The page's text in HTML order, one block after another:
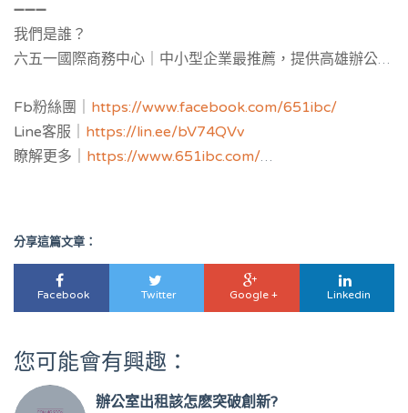
➖➖➖
我們是誰？
六五一國際商務中心｜中小型企業最推薦，提供高雄辦公室
登記，服務空間：客製化獨立辦公室與共享空間樓層區隔，
多功能會議室，教育講座場地。
Fb粉絲團｜ https://www.facebook.com/651ibc/
Line客服｜ https://lin.ee/bV74QVv
瞭解更多｜ https://www.651ibc.com/
eRoaming WiFi上網
簡單創｜
https://ezstartup.cc/cospacedsfx8u.html/
分享這篇文章：
Facebook Twitter Google + Linkedin
您可能會有興趣：
辦公室出租該怎麽突破創新?